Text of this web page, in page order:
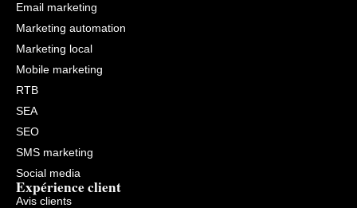
Email marketing
Marketing automation
Marketing local
Mobile marketing
RTB
SEA
SEO
SMS marketing
Social media
Expérience client
Avis clients